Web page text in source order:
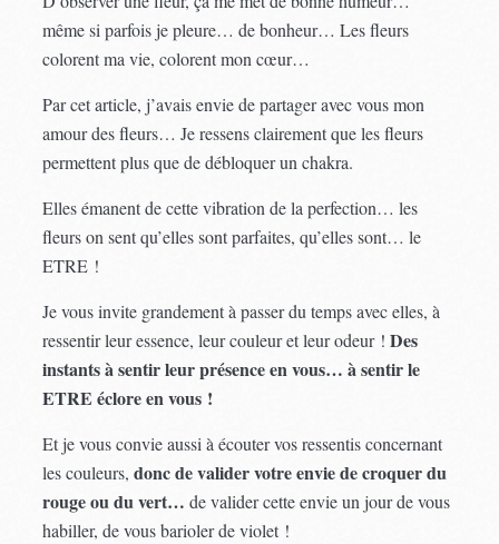
même si parfois je pleure… de bonheur… Les fleurs
colorent ma vie, colorent mon cœur…
Par cet article, j’avais envie de partager avec vous mon
amour des fleurs… Je ressens clairement que les fleurs
permettent plus que de débloquer un chakra.
Elles émanent de cette vibration de la perfection… les
fleurs on sent qu’elles sont parfaites, qu’elles sont… le
ETRE !
Je vous invite grandement à passer du temps avec elles, à
ressentir leur essence, leur couleur et leur odeur ! Des
instants à sentir leur présence en vous… à sentir le
ETRE éclore en vous !
Et je vous convie aussi à écouter vos ressentis concernant
les couleurs,donc de valider votre envie de croquer du
rouge ou du vert…de valider cette envie un jour de vous
habiller, de vous barioler de violet !